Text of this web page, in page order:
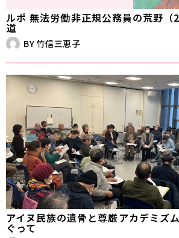
ルポ 無法労働――非正規公務員の荒野
道
BY 竹信三恵子
アイヌ民族の遺骨と尊厳――アカデミズ
ぐって